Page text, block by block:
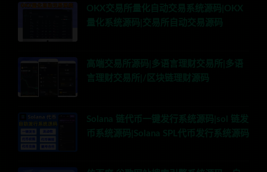
OKX交易所量化自动交易系统源码|OKX
量化系统源码|交易所自动交易源码
高端交易所源码|多语言理财交易所|多语
言理财交易所|/区块链理财源码
Solana 链代币一键发行系统源码|sol 链发
币系统源码|Solana SPL代币发行系统源码